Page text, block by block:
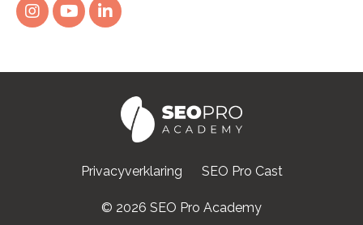
Privacyverklaring SEO Pro Cast
© 2026 SEO Pro Academy